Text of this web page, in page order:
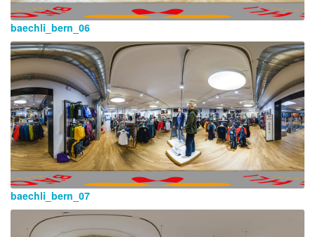
baechli_bern_06
baechli_bern_07